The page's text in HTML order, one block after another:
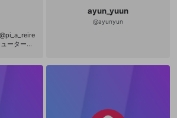
スト16 S
ト16 WFB杯ベスト24
ayun_yuun
@ayunyun